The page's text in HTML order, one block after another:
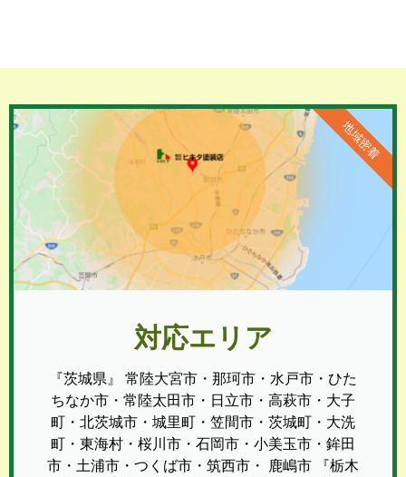
対応エリア
『茨城県』 常陸大宮市・那珂市・水戸市・ひた
ちなか市・常陸太田市・日立市・高萩市・大子
町・北茨城市・城里町・笠間市・茨城町・大洗
町・東海村・桜川市・石岡市・小美玉市・鉾田
市・土浦市・つくば市・筑西市・ 鹿嶋市 『栃木
地域密着